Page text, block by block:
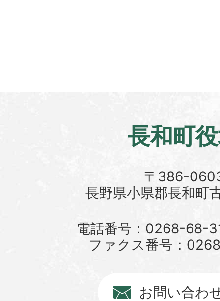
長和町
〒386-
長野県小県郡長和町
電話番号：0268-68-
ファクス番号：
お問い合わ